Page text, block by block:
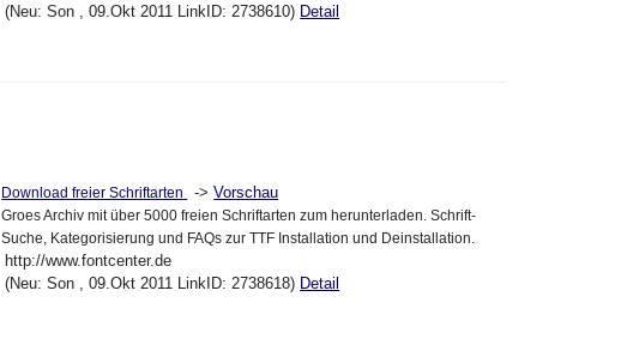
(Neu: Son , 09.Okt 2011 LinkID: 2738610) Detail
Download freier Schriftarten ->Vorschau
Groes Archiv mit über 5000 freien Schriftarten zum herunterladen. Schrift-
Suche, Kategorisierung und FAQs zur TTF Installation und Deinstallation.
http://www.fontcenter.de
(Neu: Son , 09.Okt 2011 LinkID: 2738618) Detail